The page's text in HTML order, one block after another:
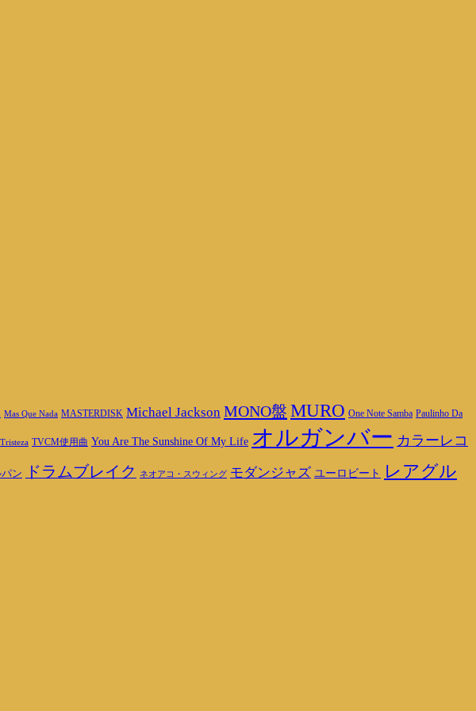
Mas Que Nada MASTERDISK Michael Jackson MONO盤 MURO One Note Samba Paulinho Da
Tristeza TVCM使用曲 You Are The Sunshine Of My Life オルガンバー カラーレコ
ン ドラムブレイク ネオアコ・スウィング モダンジャズ ユーロビート
レアグル